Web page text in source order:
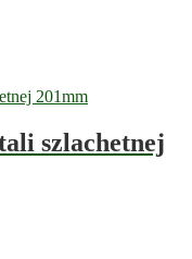
szlachetnej